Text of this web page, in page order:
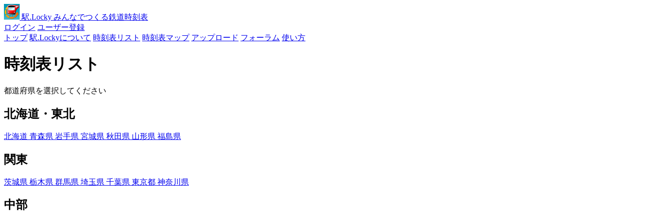
駅.Locky みんなでつくる鉄道時刻表
ログイン ユーザー登録
トップ 駅.Lockyについて 時刻表リスト 時刻表マップ アップロード フォーラム 使い方
時刻表リスト
都道府県を選択してください
北海道・東北
北海道 青森県 岩手県 宮城県 秋田県 山形県 福島県
関東
茨城県 栃木県 群馬県 埼玉県 千葉県 東京都 神奈川県
中部